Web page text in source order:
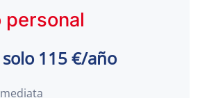
personal
solo 115 €/año